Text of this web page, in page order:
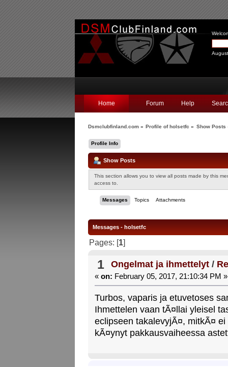
Home Forum Help
Dsmclubfinland.com» Profile of holsetfc » Show Posts
Profile Info
Show Posts
This section allows you to view all posts made by this
access to.
Messages Topics Attachments
Messages - holsetfc
Pages: [1]
1 Ongelmat ja ihmettelyt/
«on: February 05, 2017, 21:10:34 PM »
Turbos, vaparis ja etuvetoses
Ihmettelen vaan tÃ¤llai yleisel
eclipseen takalevyjÃ¤, mitkÃ¤
kÃ¤ynyt pakkausvaiheessa